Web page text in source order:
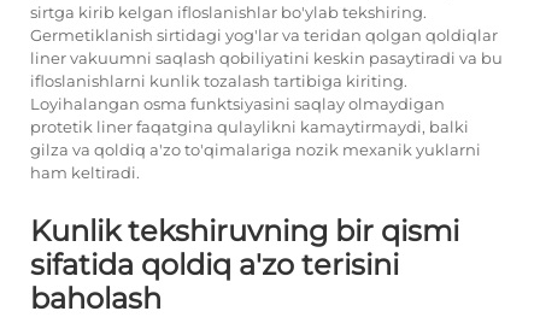
sirtga kirib kelgan ifloslanishlar bo'ylab tekshiring.
Germetiklanish sirtidagi yog'lar va teridan qolgan qoldiqlar
liner vakuumni saqlash qobiliyatini keskin pasaytiradi va bu
ifloslanishlarni kunlik tozalash tartibiga kiriting.
Loyihalangan osma funktsiyasini saqlay olmaydigan
protetik liner faqatgina qulaylikni kamaytirmaydi, balki
gilza va qoldiq a'zo to'qimalariga nozik mexanik yuklarni
ham keltiradi.
Kunlik tekshiruvning bir qismi
sifatida qoldiq a'zo terisini
baholash